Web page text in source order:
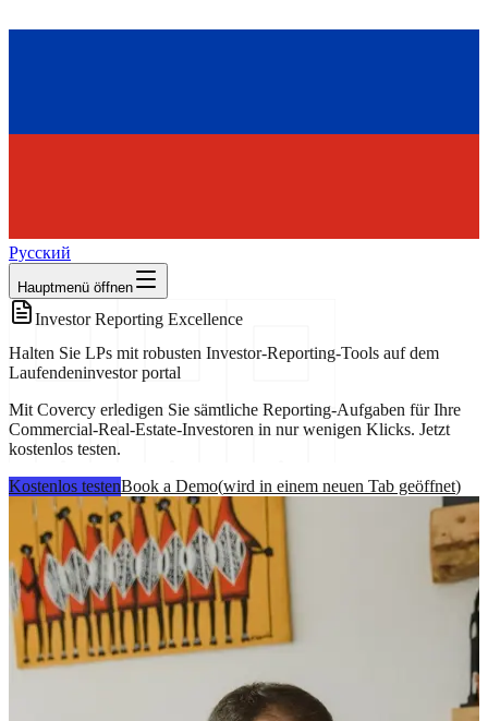
Русский
Hauptmenü öffnen
Investor Reporting Excellence
Halten Sie LPs mit robusten Investor-Reporting-Tools auf dem
Laufendeninvestor portal
Mit Covercy erledigen Sie sämtliche Reporting-Aufgaben für Ihre
Commercial-Real-Estate-Investoren in nur wenigen Klicks. Jetzt
kostenlos testen.
Kostenlos testenBook a Demo(wird in einem neuen Tab geöffnet)